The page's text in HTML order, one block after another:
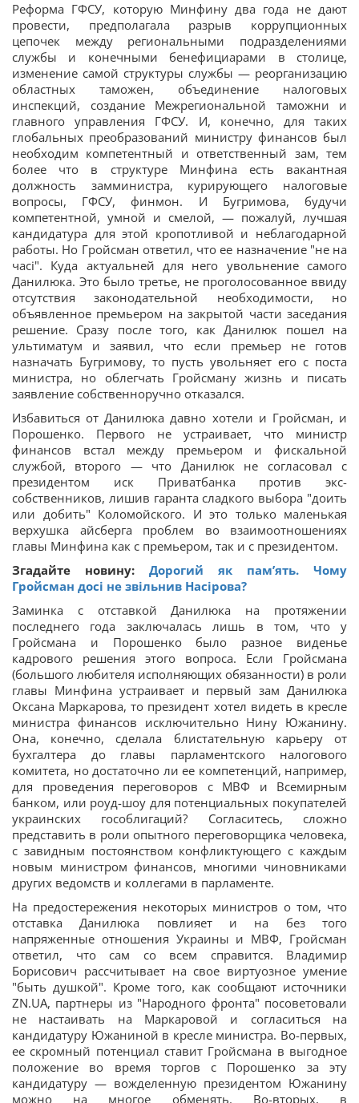
Реформа ГФСУ, которую Минфину два года не дают
провести, предполагала разрыв коррупционных
цепочек между региональными подразделениями
службы и конечными бенефициарами в столице,
изменение самой структуры службы — реорганизацию
областных таможен, объединение налоговых
инспекций, создание Межрегиональной таможни и
главного управления ГФСУ. И, конечно, для таких
глобальных преобразований министру финансов был
необходим компетентный и ответственный зам, тем
более что в структуре Минфина есть вакантная
должность замминистра, курирующего налоговые
вопросы, ГФСУ, финмон. И Бугримова, будучи
компетентной, умной и смелой, — пожалуй, лучшая
кандидатура для этой кропотливой и неблагодарной
работы. Но Гройсман ответил, что ее назначение "не на
часі". Куда актуальней для него увольнение самого
Данилюка. Это было третье, не проголосованное ввиду
отсутствия законодательной необходимости, но
объявленное премьером на закрытой части заседания
решение. Сразу после того, как Данилюк пошел на
ультиматум и заявил, что если премьер не готов
назначать Бугримову, то пусть увольняет его с поста
министра, но облегчать Гройсману жизнь и писать
заявление собственноручно отказался.
Избавиться от Данилюка давно хотели и Гройсман, и
Порошенко. Первого не устраивает, что министр
финансов встал между премьером и фискальной
службой, второго — что Данилюк не согласовал с
президентом иск Приватбанка против экс-
собственников, лишив гаранта сладкого выбора "доить
или добить" Коломойского. И это только маленькая
верхушка айсберга проблем во взаимоотношениях
главы Минфина как с премьером, так и с президентом.
Згадайте новину: Дорогий як пам’ять. Чому
Гройсман досі не звільнив Насірова?
Заминка с отставкой Данилюка на протяжении
последнего года заключалась лишь в том, что у
Гройсмана и Порошенко было разное виденье
кадрового решения этого вопроса. Если Гройсмана
(большого любителя исполняющих обязанности) в роли
главы Минфина устраивает и первый зам Данилюка
Оксана Маркарова, то президент хотел видеть в кресле
министра финансов исключительно Нину Южанину.
Она, конечно, сделала блистательную карьеру от
бухгалтера до главы парламентского налогового
комитета, но достаточно ли ее компетенций, например,
для проведения переговоров с МВФ и Всемирным
банком, или роуд-шоу для потенциальных покупателей
украинских гособлигаций? Согласитесь, сложно
представить в роли опытного переговорщика человека,
с завидным постоянством конфликтующего с каждым
новым министром финансов, многими чиновниками
других ведомств и коллегами в парламенте.
На предостережения некоторых министров о том, что
отставка Данилюка повлияет и на без того
напряженные отношения Украины и МВФ, Гройсман
ответил, что сам со всем справится. Владимир
Борисович рассчитывает на свое виртуозное умение
"быть душкой". Кроме того, как сообщают источники
ZN.UA, партнеры из "Народного фронта" посоветовали
не настаивать на Маркаровой и согласиться на
кандидатуру Южаниной в кресле министра. Во-первых,
ее скромный потенциал ставит Гройсмана в выгодное
положение во время торгов с Порошенко за эту
кандидатуру — вожделенную президентом Южанину
можно на многое обменять. Во-вторых, в